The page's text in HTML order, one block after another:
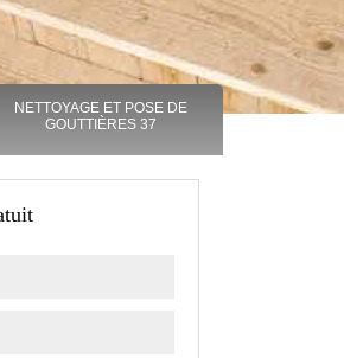
NETTOYAGE ET POSE DE
GOUTTIÈRES 37